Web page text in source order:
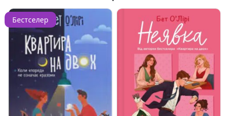
Бестселер